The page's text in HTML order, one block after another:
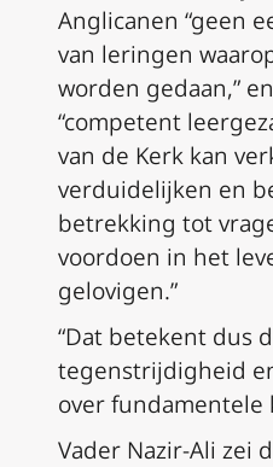
Anglicanen “geen
van leringen
worden gedaan,”
“competent
van de Kerk kan
verduidelijken en
betrekking tot
voordoen in het
gelovigen.”
“Dat betekent dus
tegenstrijdigheid
over fundamentele
Vader Nazir-Ali zei